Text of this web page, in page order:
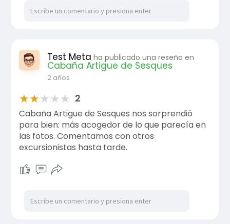
Test Meta ha publicado una reseña en
Cabaña Artigue de Sesques
2 años
★★★★★ 2
Cabaña Artigue de Sesques nos sorprendió
para bien: más acogedor de lo que parecía en
las fotos. Comentamos con otros
excursionistas hasta tarde.